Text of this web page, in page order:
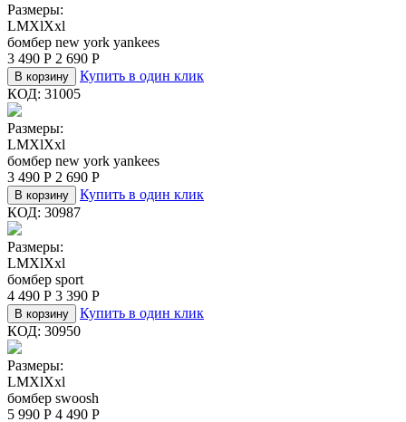
Размеры:
LMXlXxl
бомбер new york yankees
3 490 Р 2 690 Р
В корзину
Купить в один клик
КОД: 31005
Размеры:
LMXlXxl
бомбер new york yankees
3 490 Р 2 690 Р
В корзину
Купить в один клик
КОД: 30987
Размеры:
LMXlXxl
бомбер sport
4 490 Р 3 390 Р
В корзину
Купить в один клик
КОД: 30950
Размеры:
LMXlXxl
бомбер swoosh
5 990 Р 4 490 Р